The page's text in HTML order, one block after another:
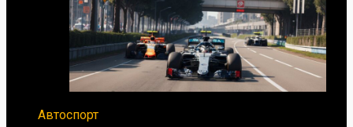
Автоспорт